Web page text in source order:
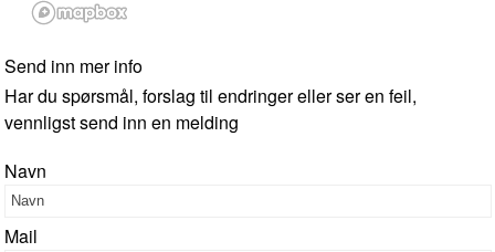
Send inn mer info
Har du spørsmål, forslag til endringer eller ser en feil,
vennligst send inn en melding
Navn
Mail